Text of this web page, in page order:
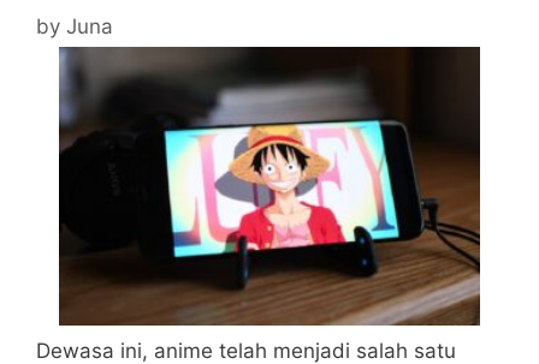
by Juna
Dewasa ini, anime telah menjadi salah satu